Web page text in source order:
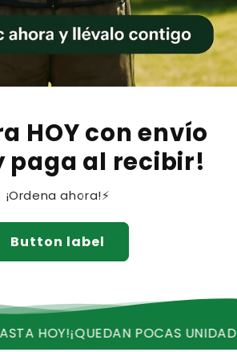
HOY con envío
paga al recibir!
¡Ordena ahora!⚡
Button label
¡QUEDAN POCAS UNIDADES!